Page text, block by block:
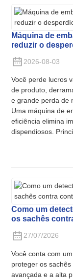
Máquina de
reduzir o
2026-08-03
Você perde lucros
de produto,
e grande perda de
Uma máquina de
eficiência elimina
dispendiosos.
Como um
os sachês
27/07/2026
Você conta com
proteger os
avançada e a alta